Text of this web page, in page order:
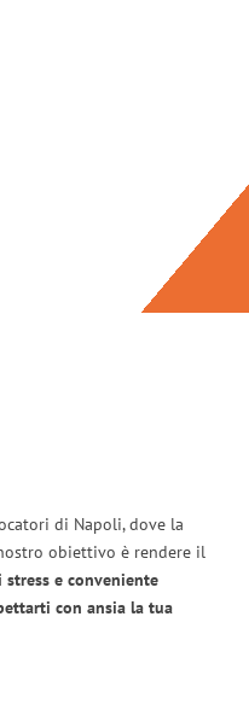
di Napoli, dove la
obiettivo è rendere il
e conveniente
con ansia la tua